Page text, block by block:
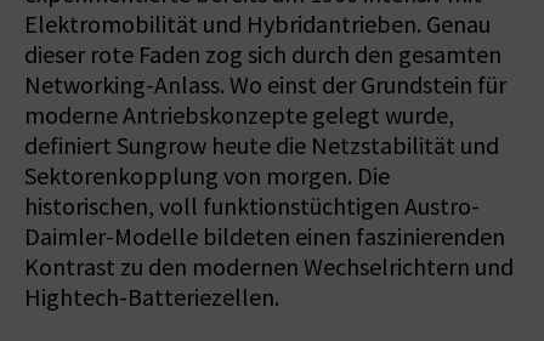
Elektromobilität und Hybridantrieben. Genau
dieser rote Faden zog sich durch den gesamten
Networking-Anlass. Wo einst der Grundstein für
moderne Antriebskonzepte gelegt wurde,
definiert Sungrow heute die Netzstabilität und
Sektorenkopplung von morgen. Die
historischen, voll funktionstüchtigen Austro-
Daimler-Modelle bildeten einen faszinierenden
Kontrast zu den modernen Wechselrichtern und
Hightech-Batteriezellen.